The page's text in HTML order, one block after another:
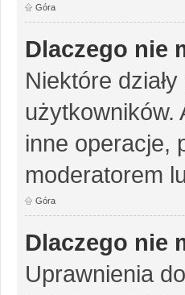
Góra
Dlaczego nie
Niektóre
użytkowników.
inne operacje,
moderatorem
Góra
Dlaczego nie
Uprawnienia